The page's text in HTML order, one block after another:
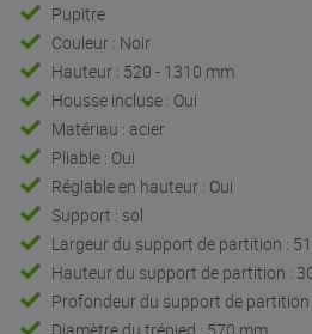
Pupitre
Couleur : Noir
Hauteur : 520 - 1310 mm
Housse incluse : Oui
Matériau : acier
Pliable : Oui
Réglable en hauteur : Oui
Support : sol
Largeur du support de partition :
Hauteur du support de partition :
Profondeur du support de partition